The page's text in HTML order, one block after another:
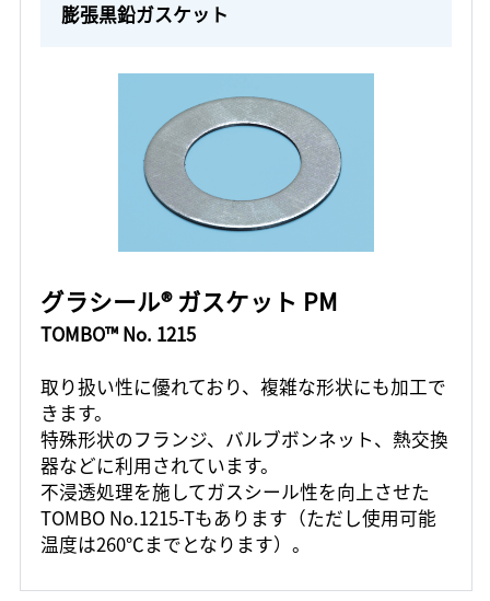
膨張黒鉛ガスケット
グラシール® ガスケット PM
TOMBO™ No. 1215
取り扱い性に優れており、複雑な形状にも加工で
きます。
特殊形状のフランジ、バルブボンネット、熱交換
器などに利用されています。
不浸透処理を施してガスシール性を向上させた
TOMBO No.1215-Tもあります（ただし使用可能
温度は260℃までとなります）。